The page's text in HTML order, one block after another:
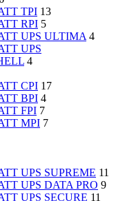
TPI 13
RPI 5
UPS ULTIMA 4
UPS
4
CPI 17
BPI 4
FPI 7
MPI 7
UPS SUPREME 11
UPS DATA PRO 9
UPS SECURE 11